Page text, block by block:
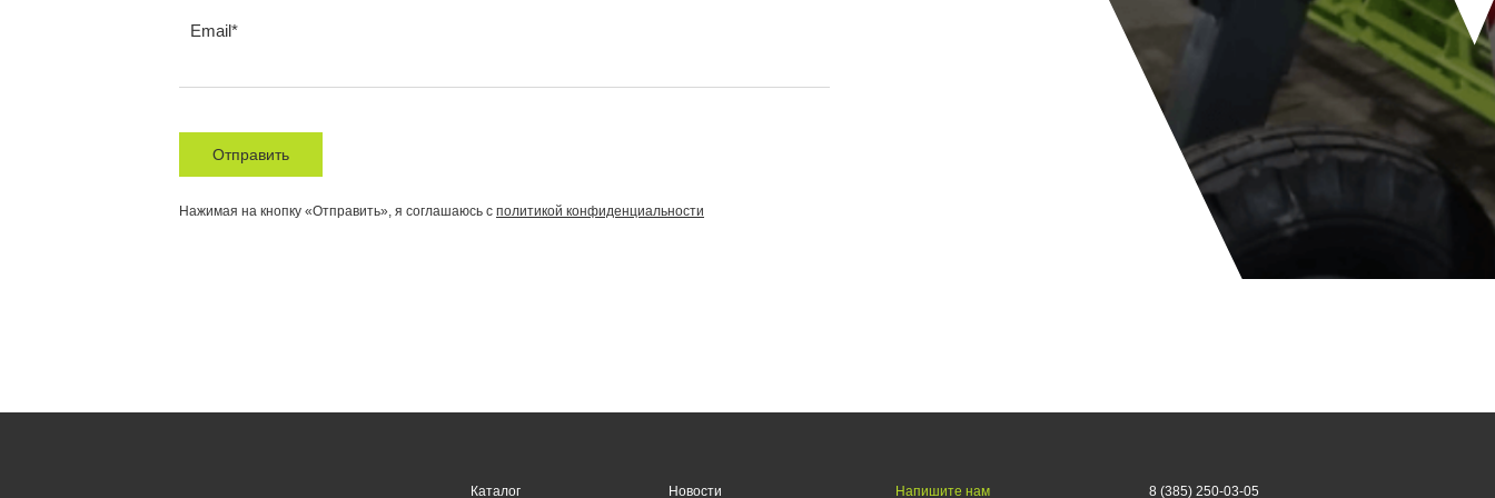
Email
Отправить
Нажимая на кнопку «Отправить», я соглашаюсь с политикой конфиденциальности
Каталог Новости Напишите нам 8 (385) 250-03-05